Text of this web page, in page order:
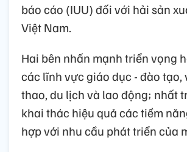
báo cáo (IUU) đối với hải sản
Việt Nam.
Hai bên nhấn mạnh triển vọng
các lĩnh vực giáo dục - đào tạo,
thao, du lịch và lao động; nhất
khai thác hiệu quả các tiềm
hợp với nhu cầu phát triển của